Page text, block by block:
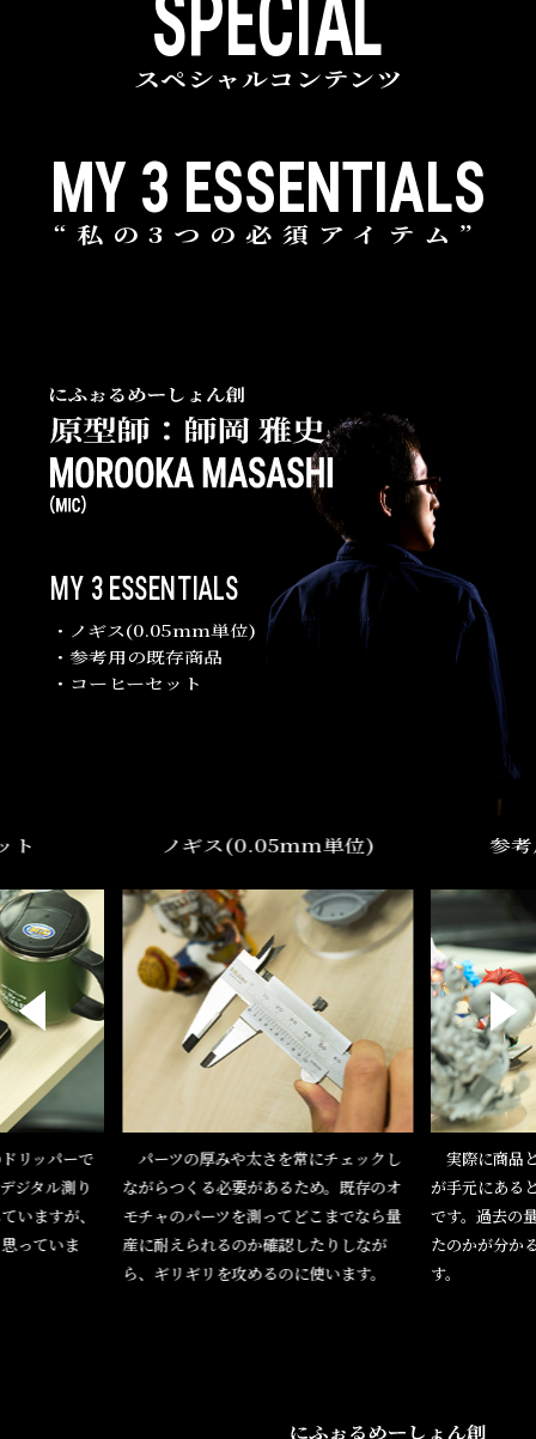
スペシャルコンテンツ
MY 3 ESSENTIALS
“私の3つの必須アイテム”
MY 3 ESSENTIALS
・ノギス(0.05mm単位)
・参考用の既存商品
・コーヒーセット
ト
リッパーで
ジタル測り
いますが、
っていま
ノギス(0.05mm単位)
パーツの厚みや太さを常にチェックし
ながらつくる必要があるため。既存のオ
モチャのパーツを測ってどこまでなら量
産に耐えられるのか確認したりしなが
ら、ギリギリを攻めるのに使います。
参
実際に商品
が手元にある
です。過去の
たのかが分か
す。